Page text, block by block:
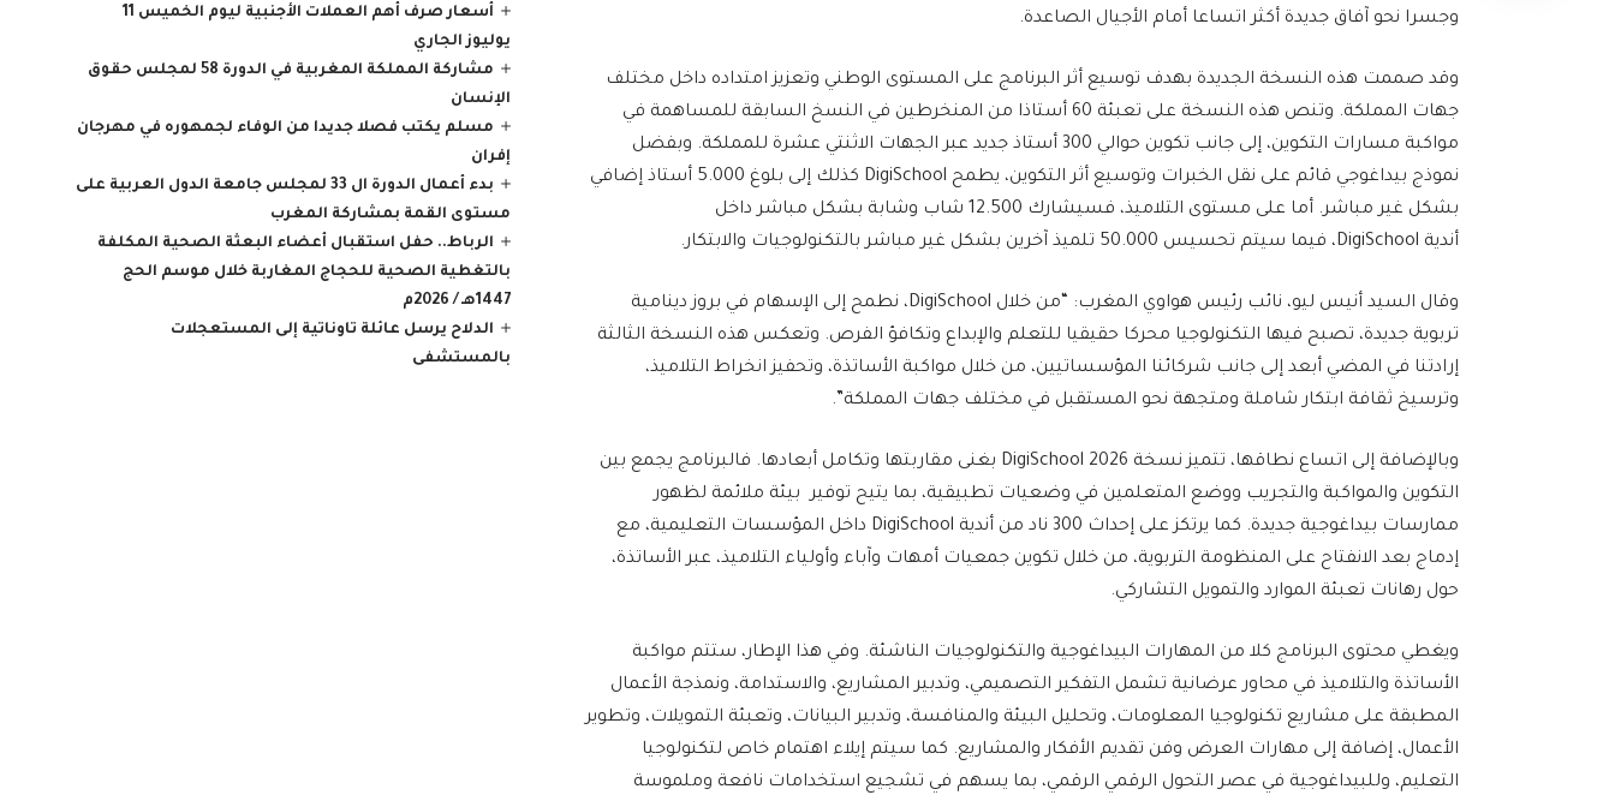
وجسرا نحو آفاق جديدة أكثر اتساعا أمام الأجيال الصاعدة.
وقد صممت هذه النسخة الجديدة بهدف توسيع أثر البرنامج على المستوى الوطني وتعزيز امتداده داخل مختلف
جهات المملكة. وتنص هذه النسخة على تعبئة 60 أستاذا من المنخرطين في النسخ السابقة للمساهمة في
مواكبة مسارات التكوين، إلى جانب تكوين حوالي 300 أستاذ جديد عبر الجهات الاثنتي عشرة للمملكة. وبفضل
نموذج بيداغوجي قائم على نقل الخبرات وتوسيع أثر التكوين، يطمح DigiSchool كذلك إلى بلوغ 5.000 أستاذ إضافي
بشكل غير مباشر. أما على مستوى التلاميذ، فسيشارك 12.500 شاب وشابة بشكل مباشر داخل
أندية DigiSchool، فيما سيتم تحسيس 50.000 تلميذ آخرين بشكل غير مباشر بالتكنولوجيات والابتكار.
وقال السيد أنيس ليو، نائب رئيس هواوي المغرب: “من خلال DigiSchool، نطمح إلى الإسهام في بروز دينامية
تربوية جديدة، تصبح فيها التكنولوجيا محركا حقيقيا للتعلم والإبداع وتكافؤ الفرص. وتعكس هذه النسخة الثالثة
إرادتنا في المضي أبعد إلى جانب شركائنا المؤسساتيين، من خلال مواكبة الأساتذة، وتحفيز انخراط التلاميذ،
وترسيخ ثقافة ابتكار شاملة ومتجهة نحو المستقبل في مختلف جهات المملكة”.
وبالإضافة إلى اتساع نطاقها، تتميز نسخة DigiSchool 2026 بغنى مقاربتها وتكامل أبعادها. فالبرنامج يجمع بين
التكوين والمواكبة والتجريب ووضع المتعلمين في وضعيات تطبيقية، بما يتيح توفير بيئة ملائمة لظهور
ممارسات بيداغوجية جديدة. كما يرتكز على إحداث 300 ناد من أندية DigiSchool داخل المؤسسات التعليمية، مع
إدماج بعد الانفتاح على المنظومة التربوية، من خلال تكوين جمعيات أمهات وآباء وأولياء التلاميذ، عبر الأساتذة،
حول رهانات تعبئة الموارد والتمويل التشاركي.
ويغطي محتوى البرنامج كلا من المهارات البيداغوجية والتكنولوجيات الناشئة. وفي هذا الإطار، ستتم مواكبة
الأساتذة والتلاميذ في محاور عرضانية تشمل التفكير التصميمي، وتدبير المشاريع، والاستدامة، ونمذجة الأعمال
المطبقة على مشاريع تكنولوجيا المعلومات، وتحليل البيئة والمنافسة، وتدبير البيانات، وتعبئة التمويلات، وتطوير
الأعمال، إضافة إلى مهارات العرض وفن تقديم الأفكار والمشاريع. كما سيتم إيلاء اهتمام خاص لتكنولوجيا
التعليم، وللبيداغوجية في عصر التحول الرقمي الرقمي، بما يسهم في تشجيع استخدامات نافعة وملموسة
أسعار صرف أهم العملات الأجنبية ليوم الخميس 11
يوليوز الجاري
مشاركة المملكة المغربية في الدورة 58 لمجلس حقوق
الإنسان
مسلم يكتب فصلا جديدا من الوفاء لجمهوره في مهرجان
إفران
بدء أعمال الدورة ال 33 لمجلس جامعة الدول العربية على
مستوى القمة بمشاركة المغرب
الرباط.. حفل استقبال أعضاء البعثة الصحية المكلفة
بالتغطية الصحية للحجاج المغاربة خلال موسم الحج
1447هـ / 2026م
الدلاح يرسل عائلة تاوناتية إلى المستعجلات
بالمستشفى